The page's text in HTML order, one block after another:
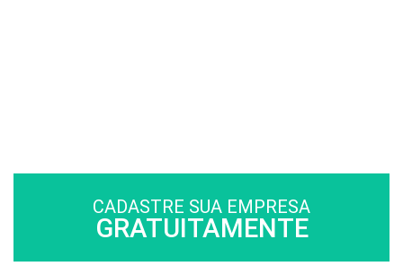
CADASTRE SUA EMPRESA
GRATUITAMENTE